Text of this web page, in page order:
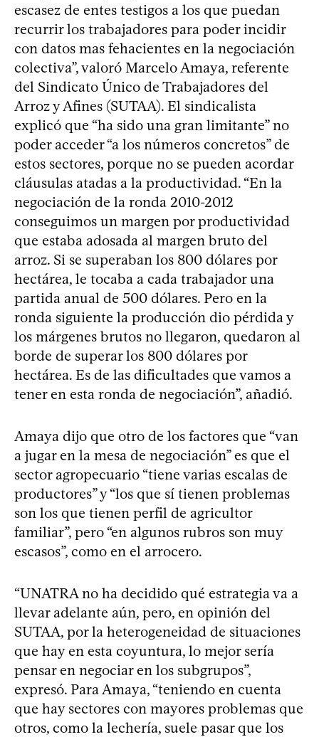
escasez de entes testigos a los que puedan
recurrir los trabajadores para poder incidir
con datos mas fehacientes en la negociación
colectiva”, valoró Marcelo Amaya, referente
del Sindicato Único de Trabajadores del
Arroz y Afines (SUTAA). El sindicalista
explicó que “ha sido una gran limitante” no
poder acceder “a los números concretos” de
estos sectores, porque no se pueden acordar
cláusulas atadas a la productividad. “En la
negociación de la ronda 2010-2012
conseguimos un margen por productividad
que estaba adosada al margen bruto del
arroz. Si se superaban los 800 dólares por
hectárea, le tocaba a cada trabajador una
partida anual de 500 dólares. Pero en la
ronda siguiente la producción dio pérdida y
los márgenes brutos no llegaron, quedaron al
borde de superar los 800 dólares por
hectárea. Es de las dificultades que vamos a
tener en esta ronda de negociación”, añadió.
Amaya dijo que otro de los factores que “van
a jugar en la mesa de negociación” es que el
sector agropecuario “tiene varias escalas de
productores” y “los que sí tienen problemas
son los que tienen perfil de agricultor
familiar”, pero “en algunos rubros son muy
escasos”, como en el arrocero.
“UNATRA no ha decidido qué estrategia va a
llevar adelante aún, pero, en opinión del
SUTAA, por la heterogeneidad de situaciones
que hay en esta coyuntura, lo mejor sería
pensar en negociar en los subgrupos”,
expresó. Para Amaya, “teniendo en cuenta
que hay sectores con mayores problemas que
otros, como la lechería, suele pasar que los